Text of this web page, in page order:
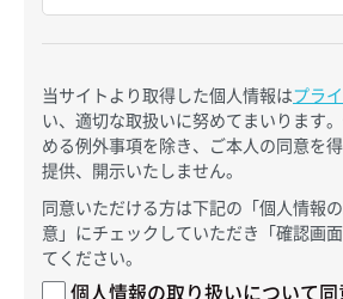
当サイトより取得した個人情報はプラ
い、適切な取扱いに努めてまいります
める例外事項を除き、ご本人の同意を
提供、開示いたしません。
同意いただける方は下記の「個人情報
意」にチェックしていただき「確認画
てください。
個人情報の取り扱いについて同